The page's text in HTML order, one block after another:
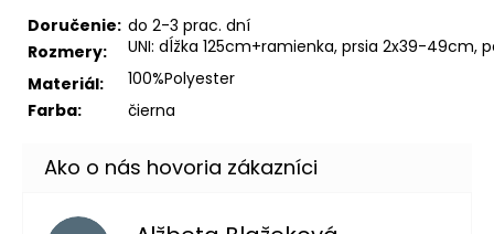
Doručenie: do 2-3 prac. dní
Rozmery:
UNI: dĺžka 125cm+ramienka, prsia 2x39-49cm,
Materiál:
100%Polyester
Farba:
čierna